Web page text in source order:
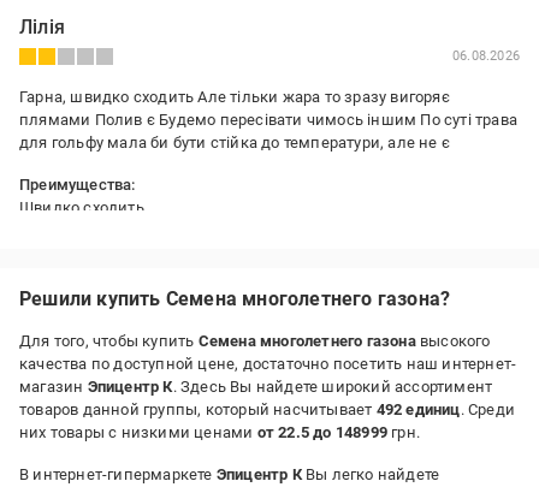
Лілія
06.08.2026
Гарна, швидко сходить Але тільки жара то зразу вигоряє
плямами Полив є Будемо пересівати чимось іншим По суті трава
для гольфу мала би бути стійка до температури, але не є
Преимущества:
Швидко сходить
Решили купить Семена многолетнего газона?
Для того, чтобы купить Семена многолетнего газонавысокого
качества по доступной цене, достаточно посетить наш интернет-
магазин Эпицентр К. Здесь Вы найдете широкий ассортимент
товаров данной группы, который насчитывает 492 единиц. Среди
них товары с низкими ценами от 22.5 до 148999 грн.
В интернет-гипермаркете Эпицентр КВы легко найдете